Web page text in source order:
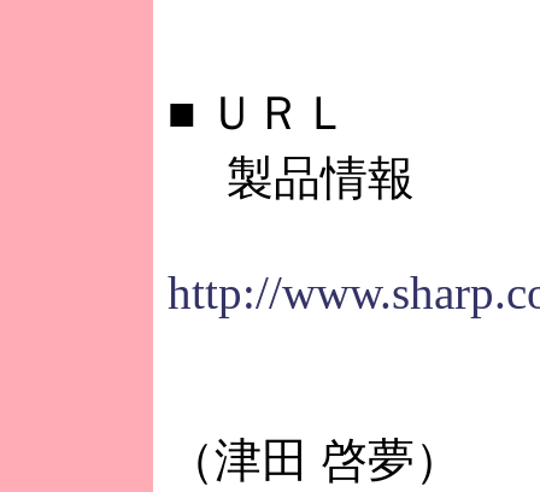
■ ＵＲＬ
製品情報
http://
（津田 啓夢）